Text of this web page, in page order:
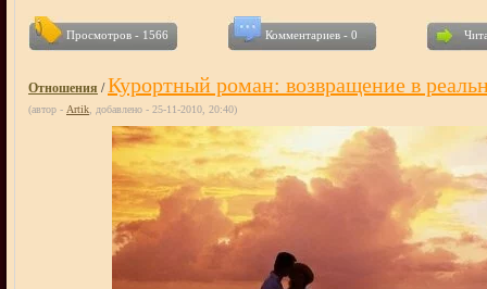
Просмотров - 1566 Комментариев - 0
Отношения /Курортный роман: возвращение в
(автор - Artik , добавлено - 25-11-2010, 20:40)